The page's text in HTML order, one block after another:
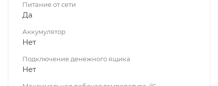
Питание от сети
Да
Аккумулятор
Нет
Подключение денежного ящика
Нет